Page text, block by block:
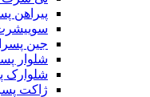
پیراهن
جین
شلوار
شلوارک
ژاکت